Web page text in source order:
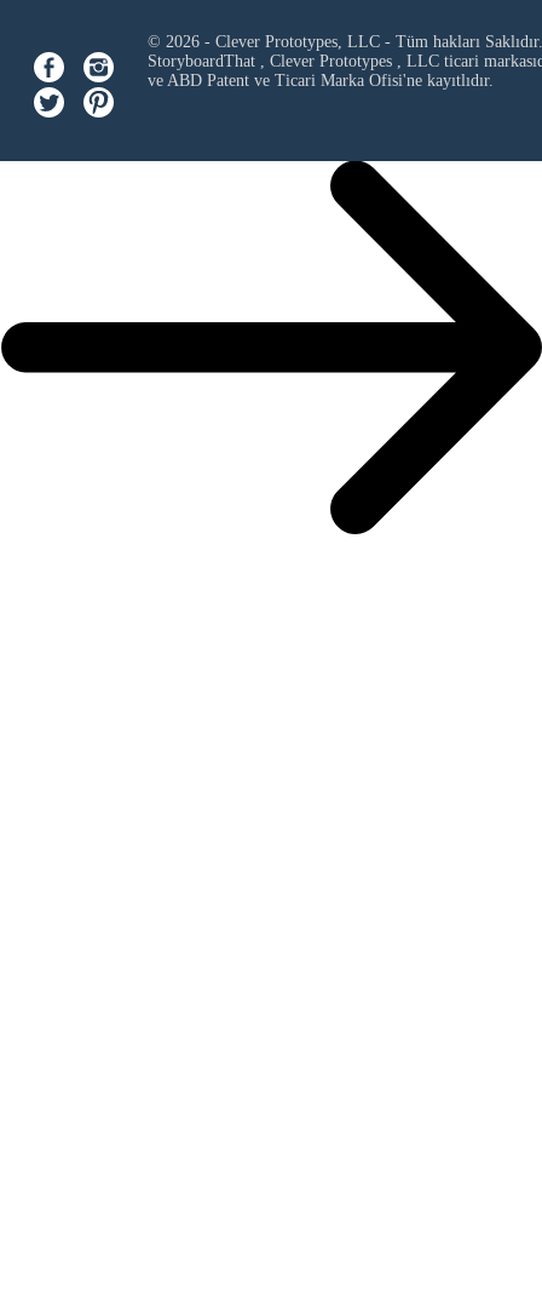
© 2026 - Clever Prototypes, LLC - Tüm hakları Saklıdır.
StoryboardThat , Clever Prototypes , LLCticari
ve ABD Patent ve Ticari Marka Ofisi'ne kayıtlıdır.